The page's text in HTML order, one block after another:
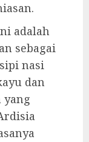
adalah
sebagai
nasi
dan